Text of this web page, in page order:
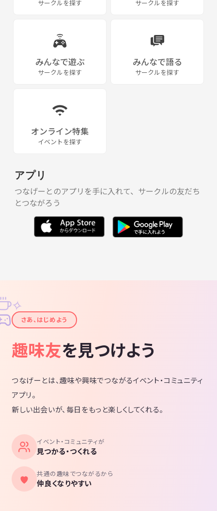
ぜひぜひ一緒に楽しみましょーっ🎶✨
純粋に何度か参加するたびに友達が出来たり卓球を楽しむ為のサークル
サークルを探す サークルを探す
みんなで遊ぶ
サークルを探す
みんなで語る
サークルを探す
オンライン特集
イベントを探す
アプリ
つなげーとのアプリを手に入れて、サークルの友だち
とつながろう
✦
✧
さあ、はじめよう
趣味友を見つけよう
つなげーとは、趣味や興味でつながるイベント・コミュニティ
アプリ。
新しい出会いが、毎日をもっと楽しくしてくれる。
イベント・コミュニティが
見つかる・つくれる
共通の趣味でつながるから
仲良くなりやすい